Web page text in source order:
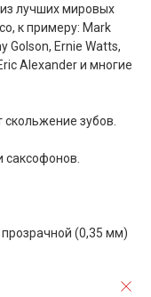
лучших мировых
к примеру: Mark
Golson, Ernie Watts,
Alexander и многие
зубов.
(0,35 мм)